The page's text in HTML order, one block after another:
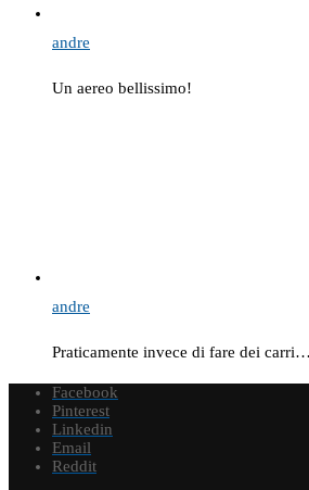
andre
Un aereo bellissimo!
andre
Praticamente invece di fare dei carri…
Facebook
Pinterest
Linkedin
Email
Reddit